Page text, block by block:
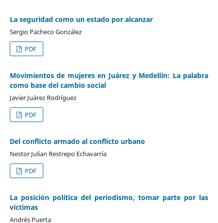
La seguridad como un estado por alcanzar
Sergio Pacheco González
PDF
Movimientos de mujeres en Juárez y Medellín: La palabra
como base del cambio social
Javier Juárez Rodríguez
PDF
Del conflicto armado al conflicto urbano
Nestor Julian Restrepo Echavarría
PDF
La posición política del periodismo, tomar parte por las
víctimas
Andrés Puerta